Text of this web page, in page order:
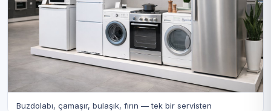
Buzdolabı, çamaşır, bulaşık, fırın — tek bir servisten